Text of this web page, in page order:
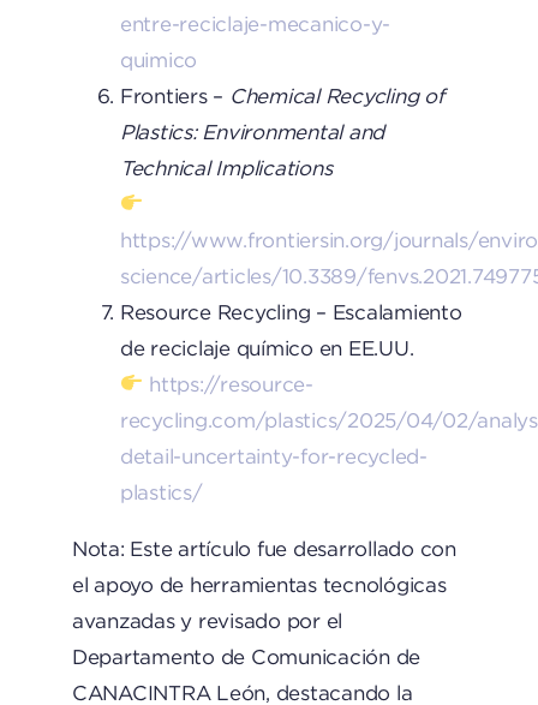
entre-reciclaje-mecanico-y-
quimico
Frontiers – Chemical Recycling of
Plastics: Environmental and
Technical Implications
https://www.frontiersin.org/journals/
science/articles/10.3389/
Resource Recycling – Escalamiento
de reciclaje químico en EE.UU.
https://resource-
recycling.com/plastics/2025/04/02/
detail-uncertainty-for-recycled-
plastics/
Nota: Este artículo fue desarrollado con
el apoyo de herramientas tecnológicas
avanzadas y revisado por el
Departamento de Comunicación de
CANACINTRA León, destacando la